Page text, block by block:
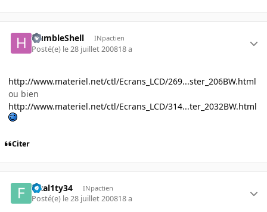
HumbleShell INpactien
Posté(e) le 28 juillet 200818 a
http://www.materiel.net/ctl/Ecrans_LCD/269...ster_206BW.html
ou bien
http://www.materiel.net/ctl/Ecrans_LCD/314...ter_2032BW.html
Citer
fatal1ty34 INpactien
Posté(e) le 28 juillet 200818 a